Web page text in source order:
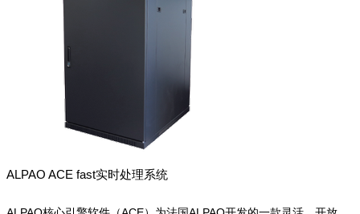
ALPAO ACE fast实时处理系统